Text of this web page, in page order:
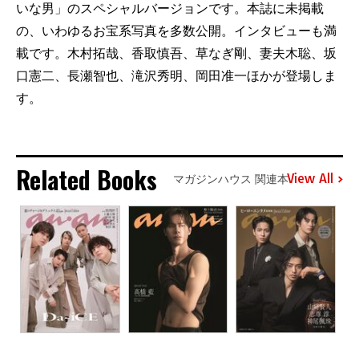
いな男」のスペシャルバージョンです。本誌に未掲載
の、いわゆるお宝系写真を多数公開。インタビューも満
載です。木村拓哉、香取慎吾、草なぎ剛、妻夫木聡、坂
口憲二、長瀬智也、滝沢秀明、岡田准一ほかが登場しま
す。
Related Books マガジンハウス 関連本View All